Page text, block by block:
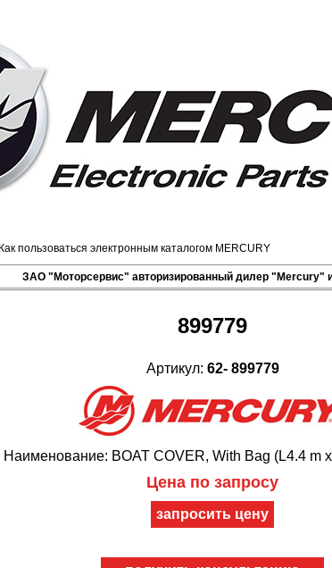
Как пользоваться электронным каталогом MERCURY
ЗАО "Моторсервис" авторизированный дилер "Mercury"
899779
Артикул: 62- 899779
Наименование: BOAT COVER, With Bag (L4.4 m
Цена по запросу